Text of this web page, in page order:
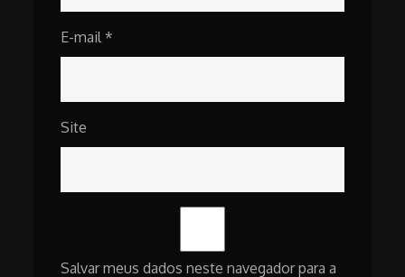
E-mail *
Site
Salvar meus dados neste navegador para a